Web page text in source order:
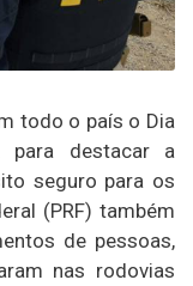
todo o país o Dia
destacar a
seguro para os
(PRF) também
de pessoas,
nas rodovias